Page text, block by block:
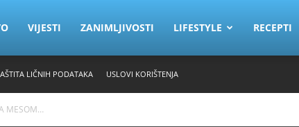
VIJESTI ZANIMLJIVOSTI LIFESTYLE RECEPTI
LIČNIH PODATAKA USLOVI KORIŠTENJA
MESOM…